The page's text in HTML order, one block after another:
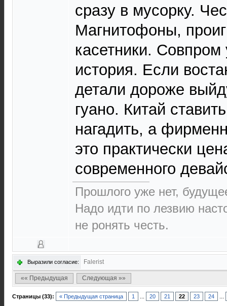
сразу в мусорку.
Магнитофоны,
касетники.
история. Если
детали дороже
гуано. Китай
нагадить, а
это практически
современного
Прошлого уже нет,
Надо идти по лезвию
не ронять честь.
Выразили согласие: Falerist
«« Предыдущая Следующая »»
Страницы (33): « Предыдущая страница 1 20 21 22 23 24